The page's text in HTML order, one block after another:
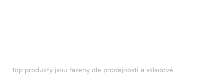
Top produkty jsou řazeny dle prodejnosti a skladové